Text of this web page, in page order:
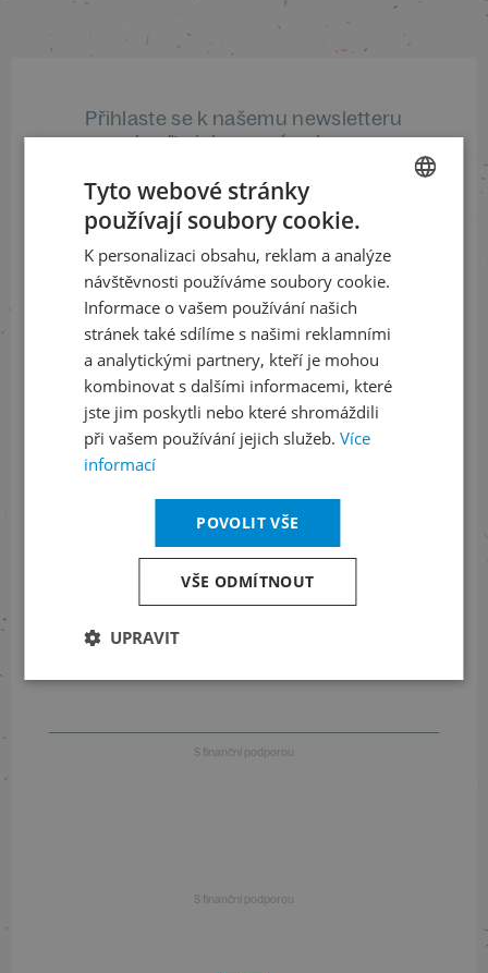
Přihlaste se k našemu newsletteru
a buďte jako první v obraze
ODEBÍRAT NEWSLETTER
Sledujte nás na sociálních sítích
LinkedIn
flickr
Informace o stavu objednávek
+420 461 049 232
Informace o programu
+420 257 310 414
S finanční podporou
S finanční podporou
ENGLISH
Tyto webové stránky
používají soubory cookie.
K personalizaci obsahu, reklam a analýze
návštěvnosti používáme soubory cookie.
Informace o vašem používání našich
stránek také sdílíme s našimi reklamními
a analytickými partnery, kteří je mohou
kombinovat s dalšími informacemi, které
jste jim poskytli nebo které shromáždili
při vašem používání jejich služeb. Více
informací
POVOLIT VŠE
VŠE ODMÍTNOUT
UPRAVIT